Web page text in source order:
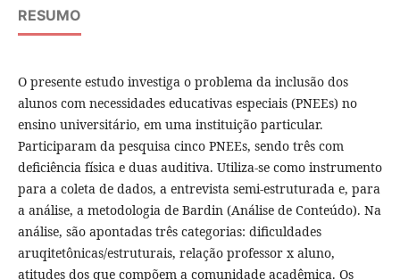
RESUMO
O presente estudo investiga o problema da inclusão dos
alunos com necessidades educativas especiais (PNEEs) no
ensino universitário, em uma instituição particular.
Participaram da pesquisa cinco PNEEs, sendo três com
deficiência física e duas auditiva. Utiliza-se como instrumento
para a coleta de dados, a entrevista semi-estruturada e, para
a análise, a metodologia de Bardin (Análise de Conteúdo). Na
análise, são apontadas três categorias: dificuldades
aruqitetônicas/estruturais, relação professor x aluno,
atitudes dos que compõem a comunidade acadêmica. Os